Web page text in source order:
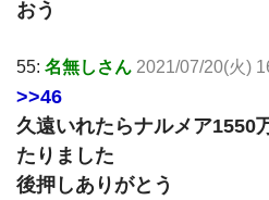
おう
55: 名無しさん 2021/07/20(火)
>>46
久遠いれたらナルメア1550
たりました
後押しありがとう